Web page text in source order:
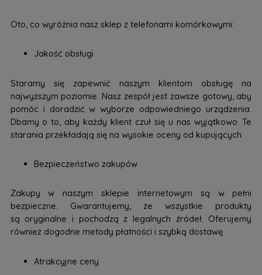
Oto, co wyróżnia nasz sklep z telefonami komórkowymi:
Jakość obsługi
Staramy się zapewnić naszym klientom obsługę na
najwyższym poziomie. Nasz zespół jest zawsze gotowy, aby
pomóc i doradzić w wyborze odpowiedniego urządzenia.
Dbamy o to, aby każdy klient czuł się u nas wyjątkowo. Te
starania przekładają się na wysokie oceny od kupujących.
Bezpieczeństwo zakupów
Zakupy w naszym sklepie internetowym są w pełni
bezpieczne. Gwarantujemy, że wszystkie produkty
są oryginalne i pochodzą z legalnych źródeł. Oferujemy
również dogodne metody płatności i szybką dostawę.
Atrakcyjne ceny